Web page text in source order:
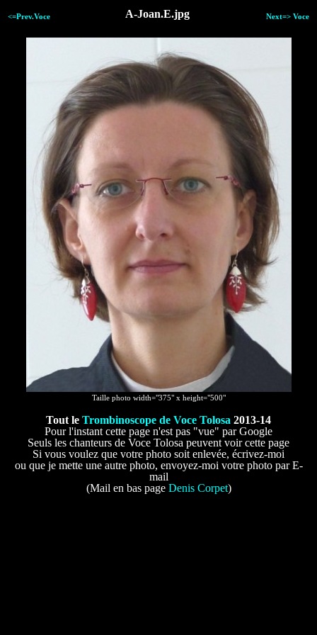
<=Prev.Voce A-Joan.E.jpg Next=> Voce
Taille photo width="375" x height="500"
Tout le Trombinoscope de Voce Tolosa 2013-14
Pour l'instant cette page n'est pas "vue" par Google
Seuls les chanteurs de Voce Tolosa peuvent voir cette page
Si vous voulez que votre photo soit enlevée, écrivez-moi
ou que je mette une autre photo, envoyez-moi votre photo par E-
mail
(Mail en bas page Denis Corpet)